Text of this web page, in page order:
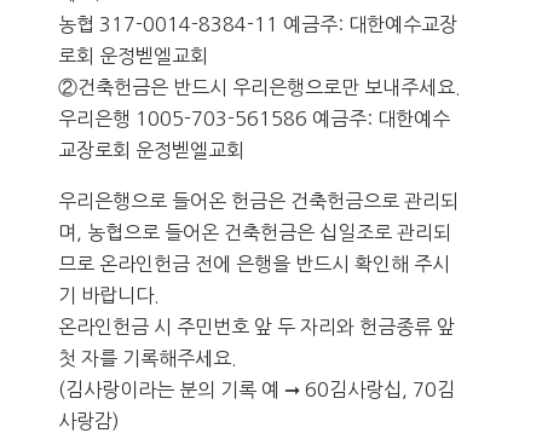
농협 317-0014-8384-11 예금주: 대한예수교장
로회 운정벧엘교회
②건축헌금은 반드시 우리은행으로만 보내주세요.
우리은행 1005-703-561586 예금주: 대한예수
교장로회 운정벧엘교회
우리은행으로 들어온 헌금은 건축헌금으로 관리되
며, 농협으로 들어온 건축헌금은 십일조로 관리되
므로 온라인헌금 전에 은행을 반드시 확인해 주시
기 바랍니다.
온라인헌금 시 주민번호 앞 두 자리와 헌금종류 앞
첫 자를 기록해주세요.
(김사랑이라는 분의 기록 예 ➞ 60김사랑십, 70김
사랑감)